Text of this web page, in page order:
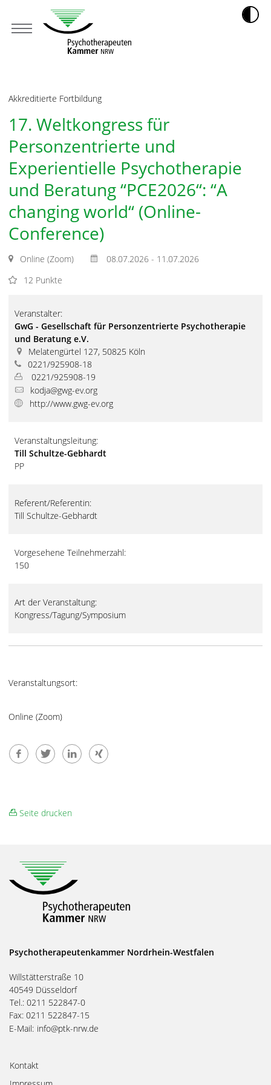
Akkreditierte Fortbildung
17. Weltkongress für
Personzentrierte und
Experientielle Psychotherapie
und Beratung “PCE2026“: “A
changing world“ (Online-
Conference)
Online (Zoom)
08.07.2026 - 11.07.2026
12 Punkte
Veranstalter:
GwG - Gesellschaft für Personzentrierte Psychotherapie
und Beratung e.V.
Melatengürtel 127, 50825 Köln
0221/925908-18
0221/925908-19
kodja@gwg-ev.org
http://www.gwg-ev.org
Veranstaltungsleitung:
Till Schultze-Gebhardt
PP
Referent/Referentin:
Till Schultze-Gebhardt
Vorgesehene Teilnehmerzahl:
150
Art der Veranstaltung:
Kongress/Tagung/Symposium
Veranstaltungsort:
Online (Zoom)
Seite drucken
Psychotherapeutenkammer Nordrhein-Westfalen
Willstätterstraße 10
40549 Düsseldorf
Tel.: 0211 522847-0
Fax: 0211 522847-15
E-Mail: info@ptk-nrw.de
Kontakt